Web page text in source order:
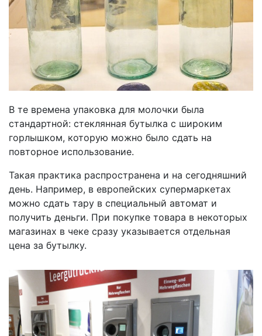
В те времена упаковка для молочки была
стандартной: стеклянная бутылка с широким
горлышком, которую можно было сдать на
повторное использование.
Такая практика распространена и на сегодняшний
день. Например, в европейских супермаркетах
можно сдать тару в специальный автомат и
получить деньги. При покупке товара в некоторых
магазинах в чеке сразу указывается отдельная
цена за бутылку.